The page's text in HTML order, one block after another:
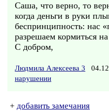
Саша, что верно, то
когда деньги в руки
беспринципность: нас
разрешаем кормиться
С добром,
Людмила Алексеева 3
нарушении
+ добавить замечания